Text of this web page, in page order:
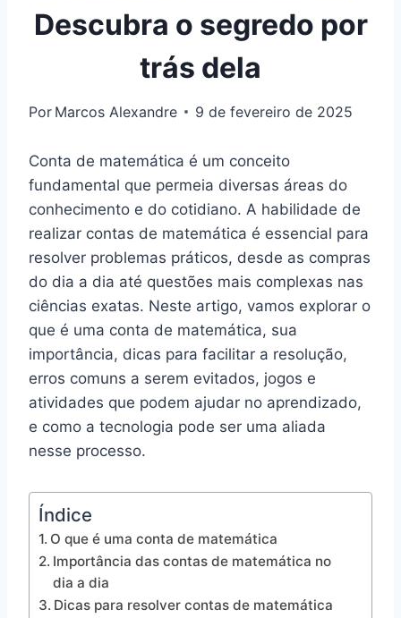
Descubra o segredo por
trás dela
Por Marcos Alexandre 9 de fevereiro de 2025
Conta de matemática é um conceito
fundamental que permeia diversas áreas do
conhecimento e do cotidiano. A habilidade de
realizar contas de matemática é essencial para
resolver problemas práticos, desde as compras
do dia a dia até questões mais complexas nas
ciências exatas. Neste artigo, vamos explorar o
que é uma conta de matemática, sua
importância, dicas para facilitar a resolução,
erros comuns a serem evitados, jogos e
atividades que podem ajudar no aprendizado,
e como a tecnologia pode ser uma aliada
nesse processo.
Índice
O que é uma conta de matemática
Importância das contas de matemática no
dia a dia
Dicas para resolver contas de matemática